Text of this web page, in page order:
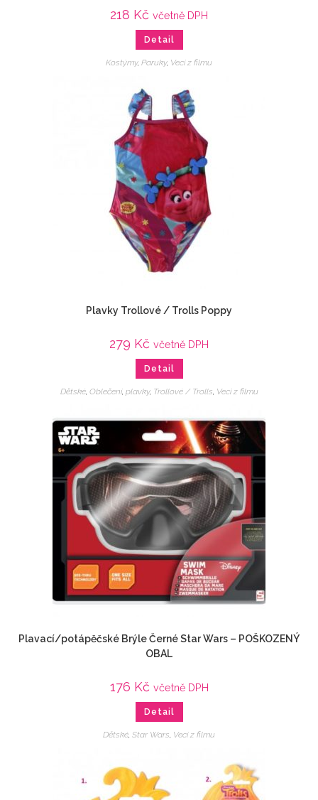
218 Kč včetně DPH
Detail
Kostýmy, Paruky, Veci z filmu
Plavky Trollové / Trolls Poppy
279 Kč včetně DPH
Detail
Dětské, Oblečení, plavky, Trollové / Trolls Veci z filmu
Plavací/potápěčské Brýle Černé Star Wars – POŠKOZENÝ
OBAL
176 Kč včetně DPH
Detail
Dětské, Star Wars, Veci z filmu